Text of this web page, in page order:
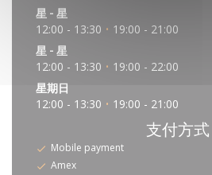
星 - 星
12:00 - 13:30 • 19:00 - 21:00
星 - 星
12:00 - 13:30 • 19:00 - 22:00
星期日
12:00 - 13:30 • 19:00 - 21:00
支付方式
Mobile payment
Amex